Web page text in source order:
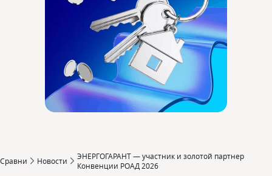
Сравни Новости
ЭНЕРГОГАРАНТ — участник и золотой партнер
Конвенции РОАД 2026